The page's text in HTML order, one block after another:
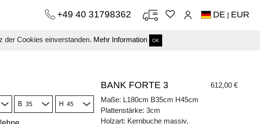
der Cookies einverstanden. Mehr Information OK
+49 40 31798362 DE | EUR
B H
BANK FORTE 3
612,00 €
Maße: L180cm B35cm H45cm
Plattenstärke: 3cm
Holzart: Kernbuche massiv,